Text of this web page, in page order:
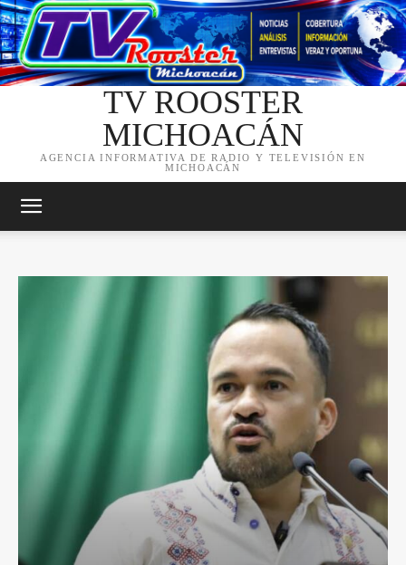
TV ROOSTER
MICHOACÁN
AGENCIA INFORMATIVA DE RADIO Y TELEVISIÓN EN
MICHOACÁN